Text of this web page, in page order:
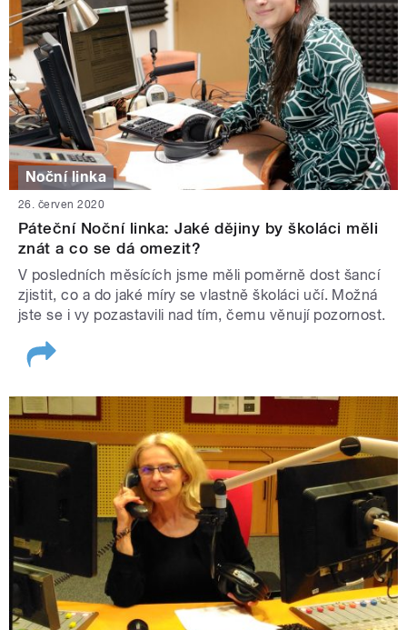
Noční linka
26. červen 2020
Páteční Noční linka: Jaké dějiny by školáci měli
znát a co se dá omezit?
V posledních měsících jsme měli poměrně dost šancí
zjistit, co a do jaké míry se vlastně školáci učí. Možná
jste se i vy pozastavili nad tím, čemu věnují pozornost.